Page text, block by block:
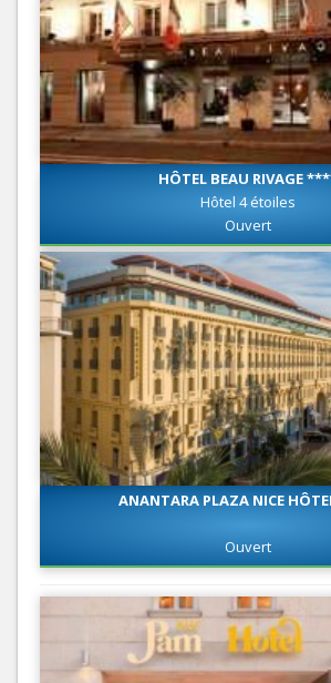
HÔTEL BEAU RIVAGE
Hôtel 4 étoiles
Ouvert
ANANTARA PLAZA NICE
Ouvert